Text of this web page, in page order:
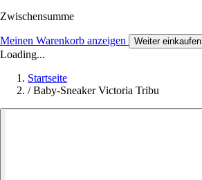
Zwischensumme
Meinen Warenkorb anzeigen Weiter einkaufen
Loading...
Startseite
/ Baby-Sneaker Victoria Tribu